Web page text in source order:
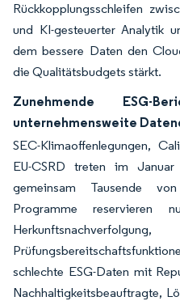
Rückkopplungsschleifen
und KI-gesteuerter Analytik
dem bessere Daten den
die Qualitätsbudgets stärkt.
Zunehmende ESG-
unternehmensweite
SEC-Klimaoffenlegungen,
EU-CSRD treten im
gemeinsam Tausende
Programme reservieren
schlechte ESG-Daten mit
Nachhaltigkeitsbeauftragte,